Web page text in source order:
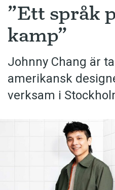
”Ett språk
kamp”
Johnny Chang är
amerikansk
verksam i